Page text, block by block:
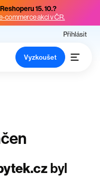
15. 10.?
commerce akci v ČR.
Přihlásit
Vyzkoušet
byl